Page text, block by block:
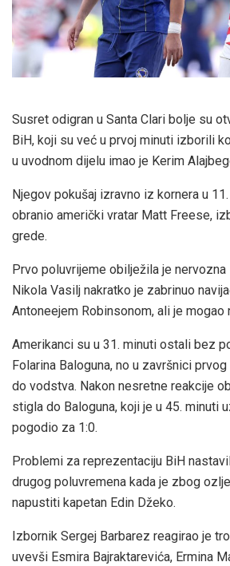
Susret odigran u Santa Clari bolje su
BiH, koji su već u prvoj minuti izborili
u uvodnom dijelu imao je Kerim
Njegov pokušaj izravno iz kornera u
obranio američki vratar Matt Freese,
grede.
Prvo poluvrijeme obilježila je
Nikola Vasilj nakratko je zabrinuo
Antoneejem Robinsonom, ali je mogao
Amerikanci su u 31. minuti ostali bez
Folarina Baloguna, no u završnici
do vodstva. Nakon nesretne reakcije
stigla do Baloguna, koji je u 45. minuti
pogodio za 1:0.
Problemi za reprezentaciju BiH
drugog poluvremena kada je zbog
napustiti kapetan Edin Džeko.
Izbornik Sergej Barbarez reagirao je
uvevši Esmira Bajraktarevića, Ermina